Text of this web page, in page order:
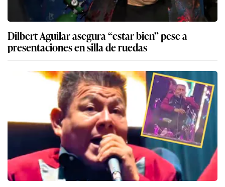
Dilbert Aguilar asegura “estar bien” pese a
presentaciones en silla de ruedas